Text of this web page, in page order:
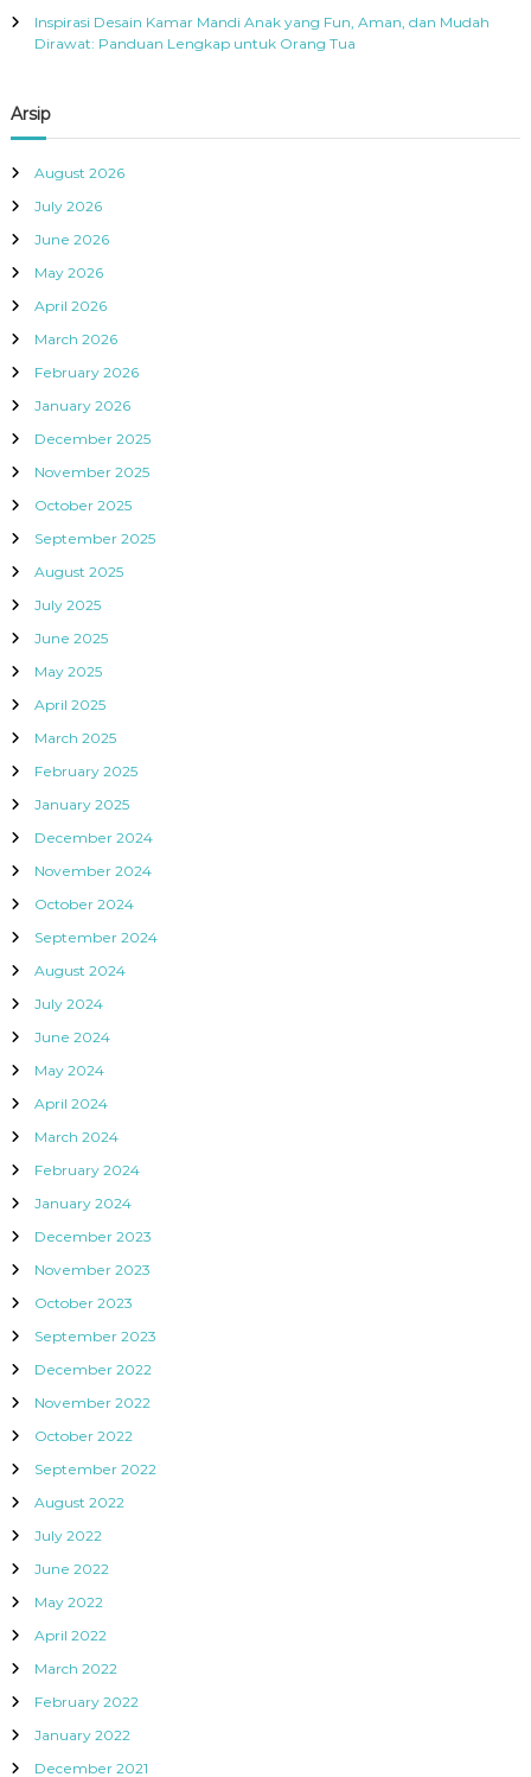
Inspirasi Desain Kamar Mandi Anak yang Fun, Aman, dan Mudah
Dirawat: Panduan Lengkap untuk Orang Tua
Arsip
August 2026
July 2026
June 2026
May 2026
April 2026
March 2026
February 2026
January 2026
December 2025
November 2025
October 2025
September 2025
August 2025
July 2025
June 2025
May 2025
April 2025
March 2025
February 2025
January 2025
December 2024
November 2024
October 2024
September 2024
August 2024
July 2024
June 2024
May 2024
April 2024
March 2024
February 2024
January 2024
December 2023
November 2023
October 2023
September 2023
December 2022
November 2022
October 2022
September 2022
August 2022
July 2022
June 2022
May 2022
April 2022
March 2022
February 2022
January 2022
December 2021